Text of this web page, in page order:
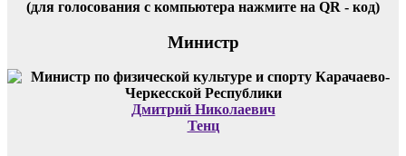
(для голосования с компьютера нажмите на QR - код)
Министр
Дмитрий Николаевич
Тенц